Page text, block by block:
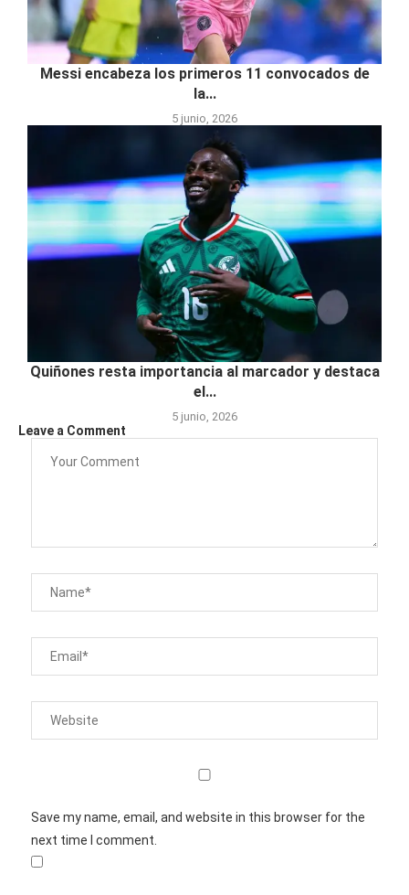
Messi encabeza los primeros 11 convocados de
la...
5 junio, 2026
Quiñones resta importancia al marcador y destaca
el...
5 junio, 2026
Leave a Comment
Save my name, email, and website in this browser for the
next time I comment.